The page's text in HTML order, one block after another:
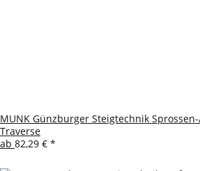
MUNK Günzburger Steigtechnik
Traverse
ab 82,29 € *